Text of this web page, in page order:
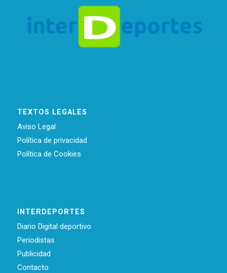
TEXTOS LEGALES
Aviso Legal
Política de privacidad
Política de Cookies
INTERDEPORTES
Diario Digital deportivo
Periodistas
Publicidad
Contacto